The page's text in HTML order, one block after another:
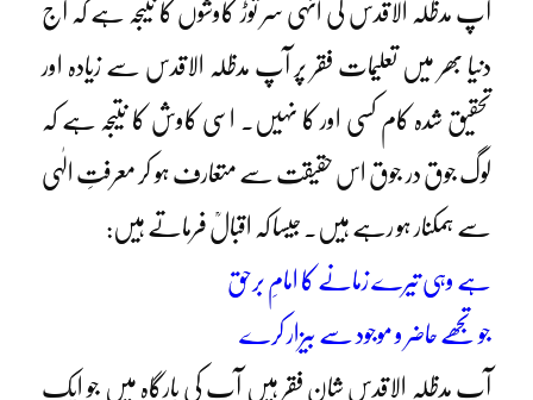
آپ مدظلہ الاقدس کی انہی سر توڑ کاوشوں کا نتیجہ ہے کہ آج
دنیا بھر میں تعلیمات فقر پر آپ مدظلہ الاقدس سے زیادہ اور
تحقیق شدہ کام کسی اور کا نہیں۔ اسی کاوش کا نتیجہ ہے کہ
لوگ جوق در جوق اس حقیقت سے متعارف ہو کر معرفتِ الٰہی
سے ہمکنار ہو رہے ہیں۔ جیسا کہ اقبالؒ فرماتے ہیں:
ہے وہی تیرے زمانے کا امامِ برحق
جو تجھے حاضر و موجود سے بیزار کرے
آپ مدظلہ الاقدس شانِ فقر ہیں آپ کی بارگاہ میں جو ایک